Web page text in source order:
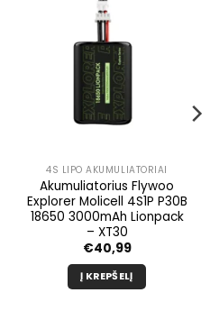
4S LIPO AKUMULIATORIAI
Akumuliatorius Flywoo
Explorer Molicell 4S1P P30B
18650 3000mAh Lionpack
– XT30
€40,99
Į KREPŠELĮ